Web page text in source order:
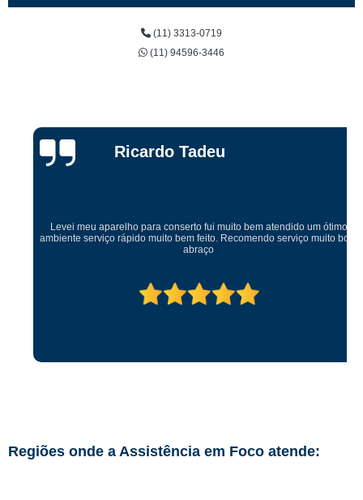
(11) 3313-0719
(11) 94596-3446
Ricardo Tadeu
Levei meu aparelho para conserto fui muito bem atendido um ótimo
ambiente serviço rápido muito bem feito. Recomendo serviço muito bom
abraço
Regiões onde a Assistência em Foco atende: